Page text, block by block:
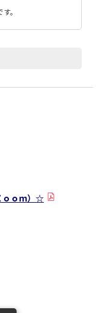
。
ｏｏｍ）☆